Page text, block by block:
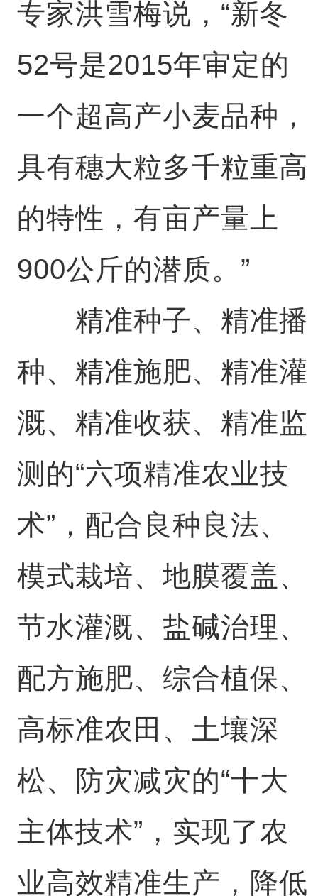
专家洪雪梅说，“新冬
52号是2015年审定的
一个超高产小麦品种，
具有穗大粒多千粒重高
的特性，有亩产量上
900公斤的潜质。”
精准种子、精准播
种、精准施肥、精准灌
溉、精准收获、精准监
测的“六项精准农业技
术”，配合良种良法、
模式栽培、地膜覆盖、
节水灌溉、盐碱治理、
配方施肥、综合植保、
高标准农田、土壤深
松、防灾减灾的“十大
主体技术”，实现了农
业高效精准生产，降低